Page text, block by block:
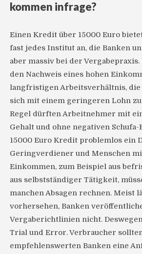
kommen infrage?
Einen Kredit über 15000 Euro
fast jedes Institut an, die Banken
aber massiv bei der
den Nachweis eines hohen
langfristigen Arbeitsverhältnis, die
sich mit einem geringeren Lohn
Regel dürften Arbeitnehmer mit
Gehalt und ohne negativen
15000 Euro Kredit problemlos ein
Geringverdiener und Menschen
Einkommen, zum Beispiel aus
aus selbstständiger Tätigkeit,
manchen Absagen rechnen. Meist
vorhersehen, Banken
Vergaberichtlinien nicht.
Trial und Error. Verbraucher
empfehlenswerten Banken eine